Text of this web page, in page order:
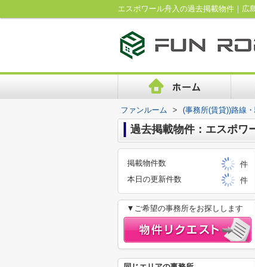
エスポワール舟入の過去掲載物件｜広
ファンルーム > (事務所(賃貸))路線
過去掲載物件：エスポワ
掲載物件数
件
本日の更新件数
件
▼ご希望の事務所をお探しします